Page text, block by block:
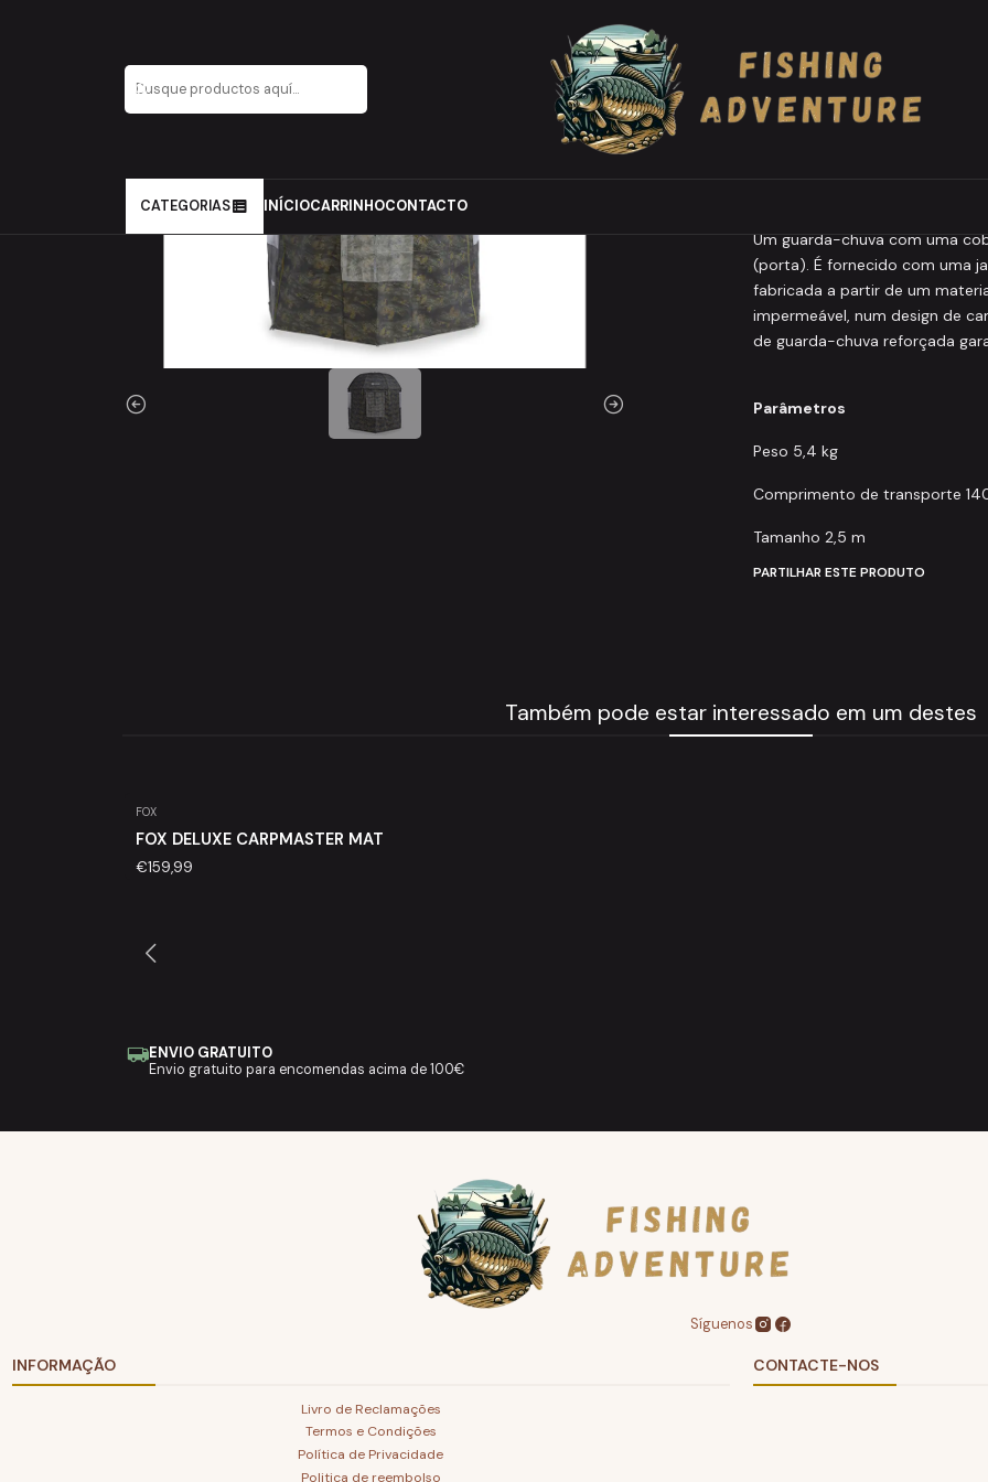
CATEGORIAS INÍCIOCARRINHOCONTACTO
MIVARDI Umbrella Camou PVC + full cover
|
MIVARDI
Um guarda-chuva com uma
(porta). É fornecido com uma
fabricada a partir de um
impermeável, num design de
de guarda-chuva reforçada
Parâmetros
Peso 5,4 kg
Comprimento de transporte
Tamanho 2,5 m
PARTILHAR ESTE PRODUTO
Também pode estar interessado em um destes
FOX
FOX DELUXE CARPMASTER MAT
€159,99
ENVIO GRATUITO
Envio gratuito para encomendas acima de 100€
Síguenos
INFORMAÇÃO
Livro de Reclamações
Termos e Condições
Política de Privacidade
Politica de reembolso
CONTACTE-NOS